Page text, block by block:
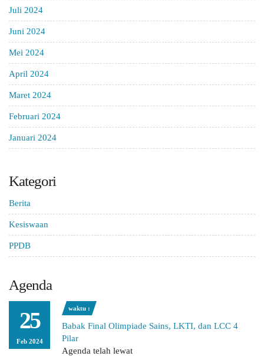
Juli 2024
Juni 2024
Mei 2024
April 2024
Maret 2024
Februari 2024
Januari 2024
Kategori
Berita
Kesiswaan
PPDB
Agenda
25
Feb 2024
waktu :
Babak Final Olimpiade Sains, LKTI, dan LCC 4
Pilar
Agenda telah lewat